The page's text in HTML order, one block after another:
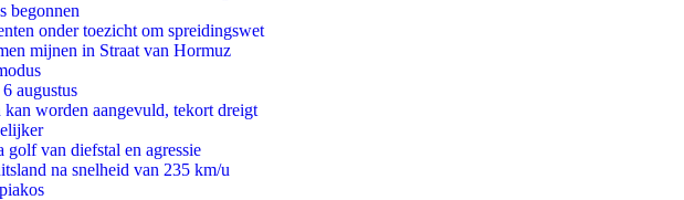
begonnen
onder toezicht om spreidingswet
mijnen in Straat van Hormuz
augustus
worden aangevuld, tekort dreigt
van diefstal en agressie
na snelheid van 235 km/u